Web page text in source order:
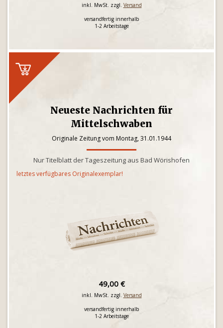
inkl. MwSt. zzgl. Versand
versandfertig innerhalb
1-2 Arbeitstage
Neueste Nachrichten für
Mittelschwaben
Originale Zeitung vom Montag, 31.01.1944
Nur Titelblatt der Tageszeitung aus Bad Wörishofen
letztes verfügbares Originalexemplar!
49,00 €
inkl. MwSt. zzgl. Versand
versandfertig innerhalb
1-2 Arbeitstage